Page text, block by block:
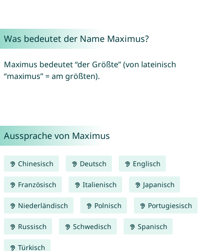
Was bedeutet der Name Maximus?
Maximus bedeutet “der Größte” (von lateinisch
“maximus” = am größten).
Aussprache von Maximus
Chinesisch Deutsch Englisch
Französisch Italienisch Japanisch
Niederländisch Polnisch Portugiesisch
Russisch Schwedisch Spanisch
Türkisch